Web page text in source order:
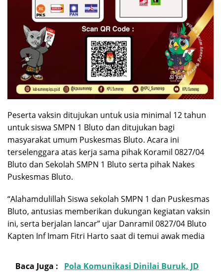
Peserta vaksin ditujukan untuk usia minimal 12 tahun
untuk siswa SMPN 1 Bluto dan ditujukan bagi
masyarakat umum Puskesmas Bluto. Acara ini
terselenggara atas kerja sama pihak Koramil 0827/04
Bluto dan Sekolah SMPN 1 Bluto serta pihak Nakes
Puskesmas Bluto.
“Alahamdulillah Siswa sekolah SMPN 1 dan Puskesmas
Bluto, antusias memberikan dukungan kegiatan vaksin
ini, serta berjalan lancar” ujar Danramil 0827/04 Bluto
Kapten Inf Imam Fitri Harto saat di temui awak media
Baca Juga :
Pola Komunikasi Dinilai Buruk, JD